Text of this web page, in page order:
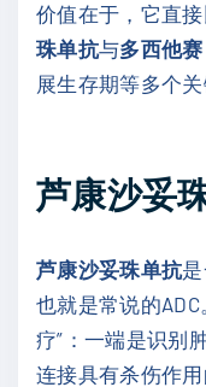
价值在于，它直接
珠单抗与多西他赛
展生存期等多个关
芦康沙妥
芦康沙妥珠单抗
也就是常说的
疗”：一端是识别
连接具有杀伤作